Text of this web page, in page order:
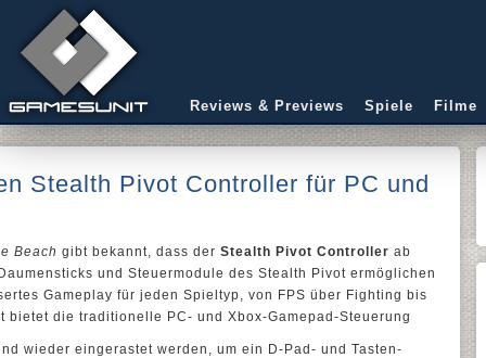
Reviews & Previews Spiele Filme
Stealth Pivot Controller für PC und
Beach gibt bekannt, dass der Stealth Pivot Controller ab
und Steuermodule des Stealth Pivot ermöglichen
Gameplay für jeden Spieltyp, von FPS über Fighting bis
bietet die traditionelle PC- und Xbox-Gamepad-Steuerung
wieder eingerastet werden, um ein D-Pad- und Tasten-